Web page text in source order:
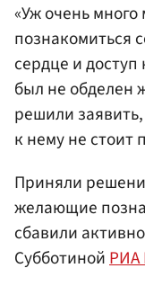
«Уж очень
познакомиться
сердце и
был не обделен
решили
к нему не стоит
Приняли
желающие
сбавили
Субботиной РИА